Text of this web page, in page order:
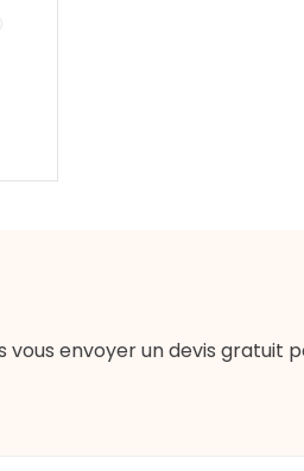
envoyer un devis gratuit